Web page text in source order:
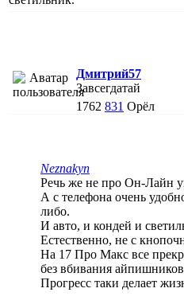
Дмитрий57
Завсегдатай
1762 831 Орёл
Neznakyn
Речь же не про Он-Лайн
А с телефона очень
либо.
И авто, и кондей и
Естественно, не с
На 17 Про Макс все
без вбивания
Прогресс таки делает